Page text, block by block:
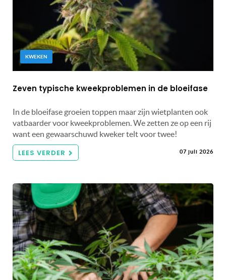
KWEKEN
Zeven typische kweekproblemen in de bloeifase
In de bloeifase groeien toppen maar zijn wietplanten ook
vatbaarder voor kweekproblemen. We zetten ze op een rij
want een gewaarschuwd kweker telt voor twee!
LEES VERDER 07 juli 2026